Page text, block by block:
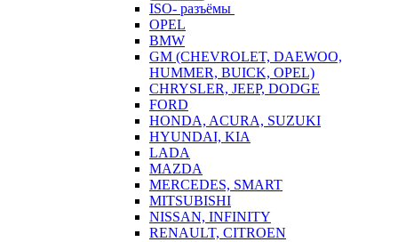
ISO- разъёмы
OPEL
BMW
GM (CHEVROLET, DAEWOO,
HUMMER, BUICK, OPEL)
CHRYSLER, JEEP, DODGE
FORD
HONDA, ACURA, SUZUKI
HYUNDAI, KIA
LADA
MAZDA
MERCEDES, SMART
MITSUBISHI
NISSAN, INFINITY
RENAULT, CITROEN